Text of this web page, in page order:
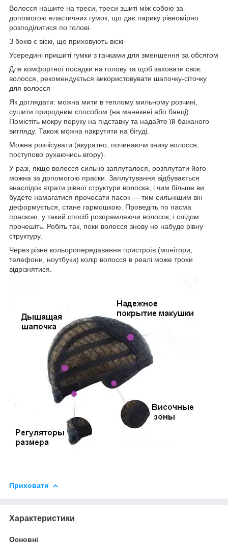
Волосся нашите на треси, треси зшиті між собою за
допомогою еластичних гумок, що дає парику рівномірно
розподілитися по голові.
З боків є віскі, що приховують віскі
Усередині пришиті гумки з гачками для зменшення за обсягом
Для комфортної посадки на голову та щоб заховати своє
волосся, рекомендується використовувати шапочку-сіточку
для волосся
Як доглядати: можна мити в теплому мильному розчині,
сушити природним способом (на манекені або банці)
Помістіть мокру перуку на підставку та надайте їй бажаного
вигляду. Також можна накрутити на бігуді.
Можна розчісувати (акуратно, починаючи знизу волосся,
поступово рухаючись вгору).
У разі, якщо волосся сильно заплуталося, розплутати його
можна за допомогою праски. Заплутування відбувається
внаслідок втрати рівної структури волоска, і чим більше ви
будете намагатися прочесати пасок — тим сильнішим він
деформується, стане гармошкою. Проведіть по пасма
праскою, у такий спосіб розпрямляючи волосок, і слідом
прочешіть. Робіть так, поки волосся знову не набуде рівну
структуру.
Через різне кольоропередавання пристроїв (монітори,
телефони, ноутбуки) колір волосся в реалі може трохи
відрізнятися.
Приховати
Характеристики
Основні